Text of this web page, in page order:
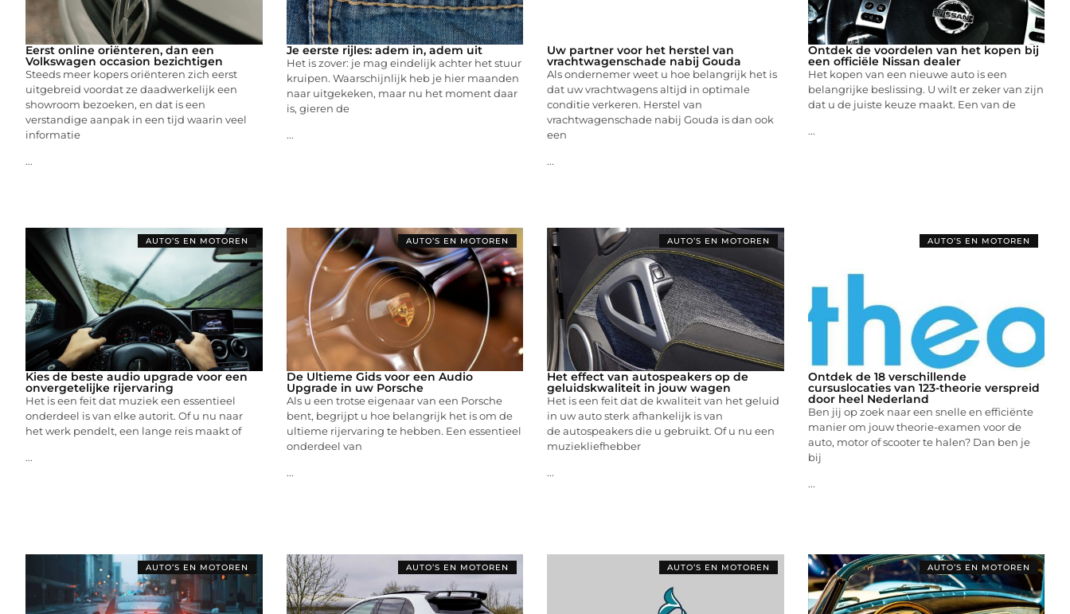
Eerst online oriënteren, dan een
Volkswagen occasion bezichtigen
Steeds meer kopers oriënteren zich eerst
uitgebreid voordat ze daadwerkelijk een
showroom bezoeken, en dat is een
verstandige aanpak in een tijd waarin veel
informatie
...
Je eerste rijles: adem in, adem uit
Het is zover: je mag eindelijk achter het stuur
kruipen. Waarschijnlijk heb je hier maanden
naar uitgekeken, maar nu het moment daar
is, gieren de
...
Uw partner voor het herstel van
vrachtwagenschade nabij Gouda
Als ondernemer weet u hoe belangrijk het is
dat uw vrachtwagens altijd in optimale
conditie verkeren. Herstel van
vrachtwagenschade nabij Gouda is dan ook
een
...
Ontdek de voordelen van het kopen bij
een officiële Nissan dealer
Het kopen van een nieuwe auto is een
belangrijke beslissing. U wilt er zeker van zijn
dat u de juiste keuze maakt. Een van de
...
AUTO’S EN MOTOREN
Kies de beste audio upgrade voor een
onvergetelijke rijervaring
Het is een feit dat muziek een essentieel
onderdeel is van elke autorit. Of u nu naar
het werk pendelt, een lange reis maakt of
...
AUTO’S EN MOTOREN
De Ultieme Gids voor een Audio
Upgrade in uw Porsche
Als u een trotse eigenaar van een Porsche
bent, begrijpt u hoe belangrijk het is om de
ultieme rijervaring te hebben. Een essentieel
onderdeel van
...
AUTO’S EN MOTOREN
Het effect van autospeakers op de
geluidskwaliteit in jouw wagen
Het is een feit dat de kwaliteit van het geluid
in uw auto sterk afhankelijk is van
de autospeakers die u gebruikt. Of u nu een
muziekliefhebber
...
AUTO’S EN MOTOREN
Ontdek de 18 verschillende
cursuslocaties van 123-theorie verspreid
door heel Nederland
Ben jij op zoek naar een snelle en efficiënte
manier om jouw theorie-examen voor de
auto, motor of scooter te halen? Dan ben je
bij
...
AUTO’S EN MOTOREN AUTO’S EN MOTOREN AUTO’S EN MOTOREN AUTO’S EN MOTOREN